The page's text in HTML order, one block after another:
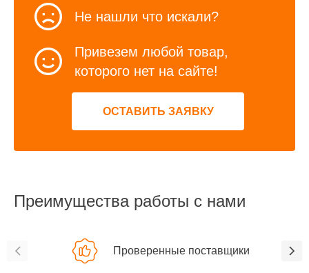
Не нашли что искали?
Привезем любой товар,
которого нет на сайте!
ОСТАВИТЬ ЗАЯВКУ
Преимущества работы с нами
Проверенные поставщики